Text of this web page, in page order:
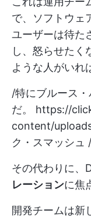
で、ソフトウェ
ユーザーは待た
し、怒らせたく
ような人がいれ
/特にブルース
だ。 https://
content/
ク・スマッシュ
その代わりに、
レーションに焦
開発チームは新